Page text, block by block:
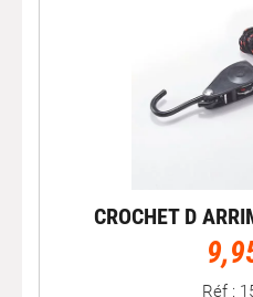
CROCHET D
Réf :